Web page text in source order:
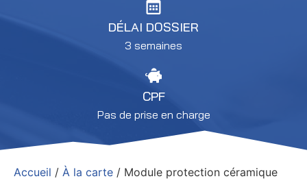
DÉLAI DOSSIER
3 semaines
CPF
Pas de prise en charge
Accueil / À la carte / Module protection céramique